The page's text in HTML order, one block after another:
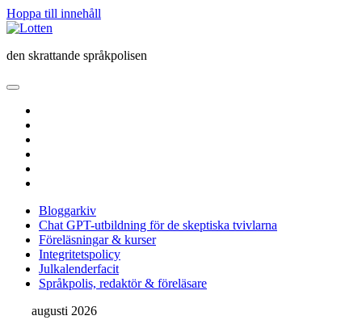
Hoppa till innehåll
Lotten
den skrattande språkpolisen
öppna
meny
Bloggarkiv
Chat GPT-utbildning för de skeptiska tvivlarna
Föreläsningar & kurser
Integritetspolicy
Julkalenderfacit
Språkpolis, redaktör & föreläsare
Sidopanel
augusti 2026